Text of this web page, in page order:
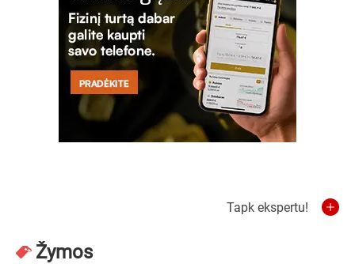
Tapk ekspertu!
Žymos